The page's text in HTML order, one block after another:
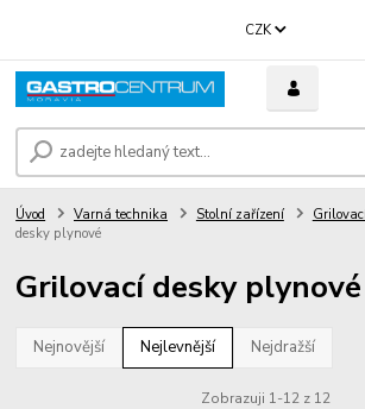
CZK
Úvod Varná technika Stolní zařízení
desky plynové
Grilovací desky plynové
Nejnovější Nejlevnější Nejdražší
Zobrazuji 1-12 z 12